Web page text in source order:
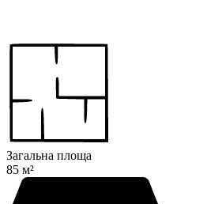
Загальна площа
85 м²